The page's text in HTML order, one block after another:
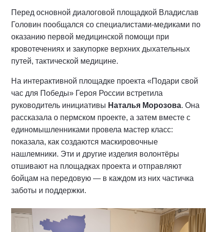
Перед основной диалоговой площадкой Владислав
Головин пообщался со специалистами-медиками по
оказанию первой медицинской помощи при
кровотечениях и закупорке верхних дыхательных
путей, тактической медицине.
На интерактивной площадке проекта «Подари свой
час для Победы» Героя России встретила
руководитель инициативы Наталья Морозова. Она
рассказала о пермском проекте, а затем вместе с
единомышленниками провела мастер класс:
показала, как создаются маскировочные
нашлемники. Эти и другие изделия волонтёры
отшивают на площадках проекта и отправляют
бойцам на передовую — в каждом из них частичка
заботы и поддержки.